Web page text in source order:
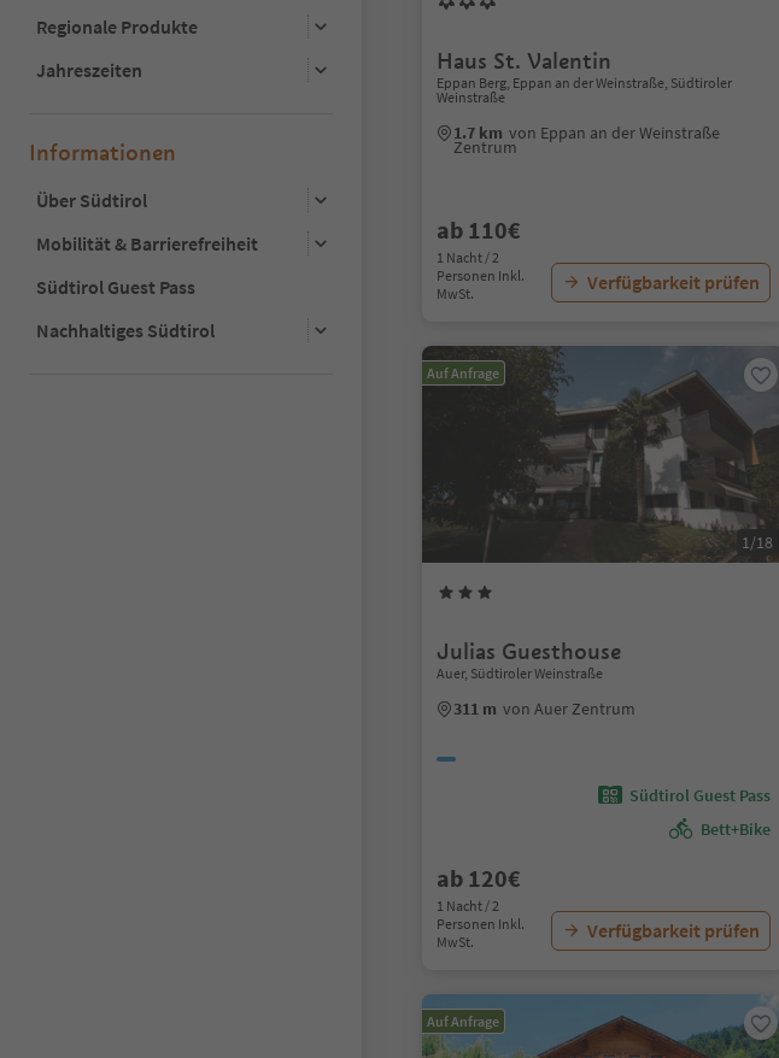
Regionale Produkte
Jahreszeiten
Informationen
Über Südtirol
Mobilität & Barrierefreiheit
Südtirol Guest Pass
Nachhaltiges Südtirol
Haus St. Valentin
Eppan Berg, Eppan an der Weinstraße, Südtiroler
Weinstraße
1.7 km von Eppan an der Weinstraße
Zentrum
ab 110€
1 Nacht / 2
Personen Inkl.
MwSt.
Verfügbarkeit prüfen
Auf Anfrage
1/18
Julias Guesthouse
Auer, Südtiroler Weinstraße
311 m von Auer Zentrum
Südtirol Guest Pass
Bett+Bike
ab 120€
1 Nacht / 2
Personen Inkl.
MwSt.
Verfügbarkeit prüfen
Auf Anfrage